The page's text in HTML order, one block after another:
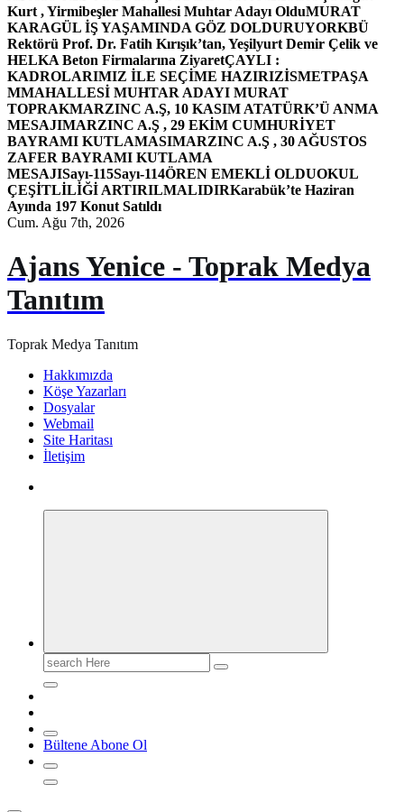
Kurt , Yirmibeşler Mahallesi Muhtar Adayı OlduMURAT
KARAGÜL İŞ YAŞAMINDA GÖZ DOLDURUYORKBÜ
Rektörü Prof. Dr. Fatih Kırışık’tan, Yeşilyurt Demir Çelik ve
HELKA Beton Firmalarına ZiyaretÇAYLI :
KADROLARIMIZ İLE SEÇİME HAZIRIZİSMETPAŞA
MMAHALLESİ MUHTAR ADAYI MURAT
TOPRAKMARZINC A.Ş, 10 KASIM ATATÜRK’Ü ANMA
MESAJIMARZINC A.Ş , 29 EKİM CUMHURİYET
BAYRAMI KUTLAMASIMARZINC A.Ş , 30 AĞUSTOS
ZAFER BAYRAMI KUTLAMA
MESAJISayı-115Sayı-114ÖREN EMEKLİ OLDUOKUL
ÇEŞİTLİLİĞİ ARTIRILMALIDIRKarabük’te Haziran
Ayında 197 Konut Satıldı
Cum. Ağu 7th, 2026
Ajans Yenice - Toprak Medya
Tanıtım
Toprak Medya Tanıtım
Hakkımızda
Köşe Yazarları
Dosyalar
Webmail
Site Haritası
İletişim
Search
for:
Bültene Abone Ol